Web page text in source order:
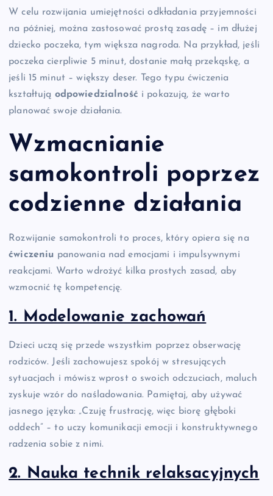
W celu rozwijania umiejętności odkładania przyjemności
na później, można zastosować prostą zasadę – im dłużej
dziecko poczeka, tym większa nagroda. Na przykład, jeśli
poczeka cierpliwie 5 minut, dostanie małą przekąskę, a
jeśli 15 minut – większy deser. Tego typu ćwiczenia
kształtują odpowiedzialność i pokazują, że warto
planować swoje działania.
Wzmacnianie
samokontroli poprzez
codzienne działania
Rozwijanie samokontroli to proces, który opiera się na
ćwiczeniu panowania nad emocjami i impulsywnymi
reakcjami. Warto wdrożyć kilka prostych zasad, aby
wzmocnić tę kompetencję.
1. Modelowanie zachowań
Dzieci uczą się przede wszystkim poprzez obserwację
rodziców. Jeśli zachowujesz spokój w stresujących
sytuacjach i mówisz wprost o swoich odczuciach, maluch
zyskuje wzór do naśladowania. Pamiętaj, aby używać
jasnego języka: „Czuję frustrację, więc biorę głęboki
oddech” – to uczy komunikacji emocji i konstruktywnego
radzenia sobie z nimi.
2. Nauka technik relaksacyjnych